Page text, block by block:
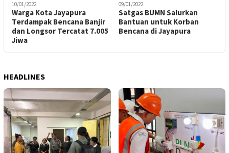
10/01/2022
Warga Kota Jayapura
Terdampak Bencana Banjir
dan Longsor Tercatat 7.005
Jiwa
09/01/2022
Satgas BUMN Salurkan
Bantuan untuk Korban
Bencana di Jayapura
HEADLINES